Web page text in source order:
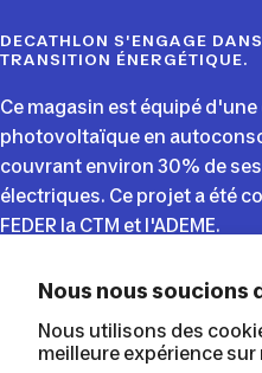
Nous nous soucions
Nous utilisons des
meilleure expérience
DECATHLON S'ENGAGE
TRANSITION ÉNERGÉTIQUE.
Ce magasin est équipé
photovoltaïque en
couvrant environ 30% de
électriques. Ce projet a été
FEDER la CTM et l'ADEME.
Decathlon Martinique